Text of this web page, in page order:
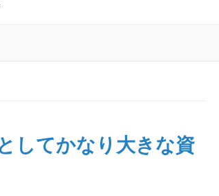
してかなり大きな資